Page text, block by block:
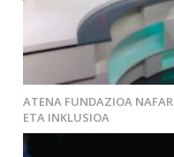
ATENA FUNDAZIOA
ETA INKLUSIOA